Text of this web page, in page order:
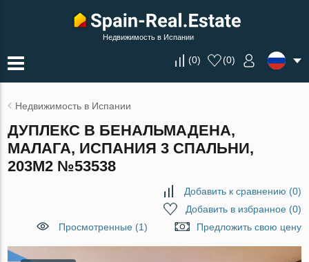
Недвижимость в Испании
(0) (0)
Недвижимость в Испании
ДУПЛЕКС В БЕНАЛЬМАДЕНА,
МАЛАГА, ИСПАНИЯ 3 СПАЛЬНИ,
203М2 №53538
Добавить к сравнению (0)
Добавить в избранное(0)
Просмотренные (1)
Предложить свою цену